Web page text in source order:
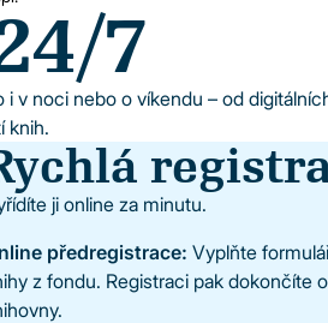
7
v noci nebo o víkendu – od
knih.
ji online za minutu.
předregistrace: Vyplňte
z fondu. Registraci pak dokončíte